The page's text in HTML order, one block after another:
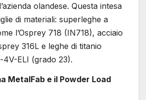
olandese. Questa intesa
di materiali: superleghe a
l’Osprey 718 (IN718), acciaio
316L e leghe di titanio
ELI (grado 23).
MetalFab e il Powder Load